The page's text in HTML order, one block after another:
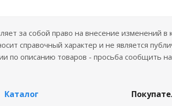
за собой право на внесение изменений в
справочный характер и не является
по описанию товаров - просьба сообщить на
Каталог